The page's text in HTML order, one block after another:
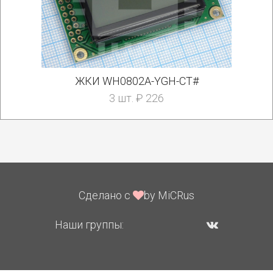
ЖКИ WH0802A-YGH-CT#
3 шт. ₽ 226
Сделано с by MiCRus
Наши группы: